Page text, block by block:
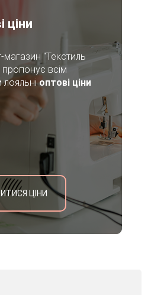
ціни
магазин "Текстиль
пропонує всім
лояльніоптові ціни
ЦІНИ